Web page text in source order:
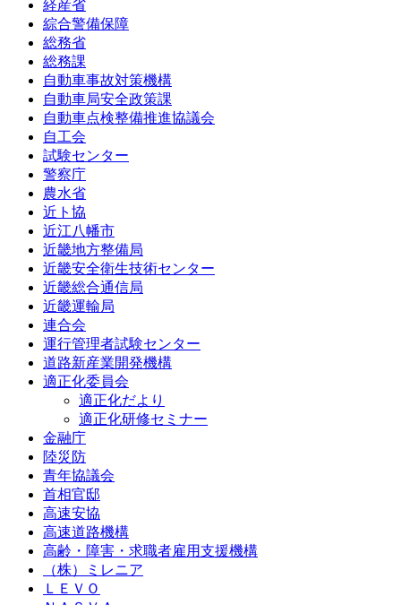
経産省
綜合警備保障
総務省
総務課
自動車事故対策機構
自動車局安全政策課
自動車点検整備推進協議会
自工会
試験センター
警察庁
農水省
近ト協
近江八幡市
近畿地方整備局
近畿安全衛生技術センター
近畿総合通信局
近畿運輸局
連合会
運行管理者試験センター
道路新産業開発機構
適正化委員会
適正化だより
適正化研修セミナー
金融庁
陸災防
青年協議会
首相官邸
高速安協
高速道路機構
高齢・障害・求職者雇用支援機構
（株）ミレニア
ＬＥＶＯ